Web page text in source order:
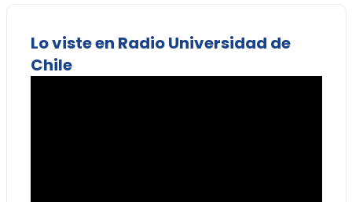
Lo viste en Radio Universidad de
Chile